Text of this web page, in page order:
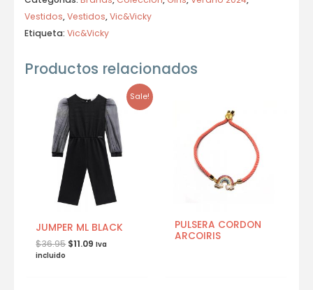
Vestidos,Vestidos,Vic&Vicky
Etiqueta: Vic&Vicky
Productos relacionados
Sale!
JUMPER ML BLACK
$36.95 $11.09 Iva
incluido
PULSERA CORDON
ARCOIRIS